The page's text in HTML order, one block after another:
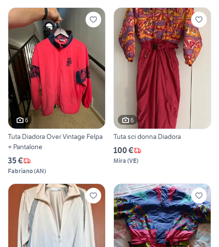
6
Tuta Diadora Over Vintage Felpa
+ Pantalone
35 €
Fabriano(AN)
6
Tuta sci donna Diadora
100 €
Mira (VE)